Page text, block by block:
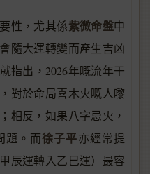
性，尤其係紫微命盤中
隨大運轉變而產生吉凶
就指出，2026年嘅流年干
對於命局喜木火嘅人嚟
相反，如果八字忌火，
題。而徐子平亦經常提
辰運轉入乙巳運）最容